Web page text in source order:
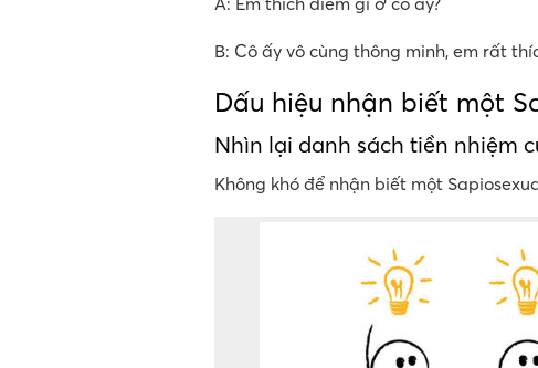
B: Cô ấy vô cùng thông minh, em rất
Dấu hiệu nhận biết một
Nhìn lại danh sách tiền nhiệm
Không khó để nhận biết một